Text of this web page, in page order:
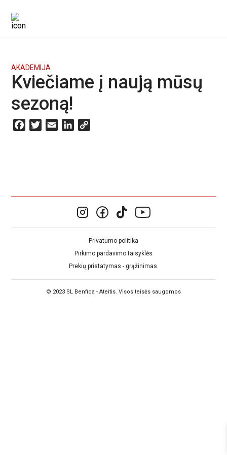
AKADEMIJA
Kviečiame į naują mūsų
sezoną!
FacebookTwitterEmail LinkedIn
Privatumo politika
Pirkimo pardavimo taisyklės
Prekių pristatymas - grąžinimas.
© 2023 SL Benfica - Ateitis. Visos teisės saugomos